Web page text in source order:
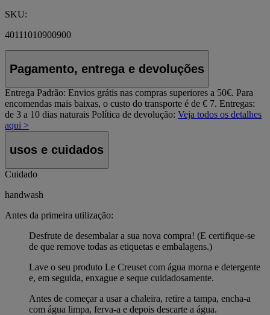
SKU:
40111010900900
Pagamento, entrega e devoluções
Entrega Padrão: Envios grátis nas compras superiores a 50€. Para
encomendas mais baixas, o custo do transporte é de € 7. Entregas:
de 3 a 10 dias naturais Política de devolução: Veja todos os detalhes
aqui >
usos e cuidados
Cuidado
handwash
Antes da primeira utilização:
Desfrute de desembalar a sua nova compra! (E certifique-se
de que remove todas as etiquetas e embalagens.)
Lave o seu produto Le Creuset com água morna e detergente
e, em seguida, enxague e seque cuidadosamente.
Antes de começar a usar a chaleira, retire a tampa, encha-a
com água limpa, ferva-a e depois descarte a água.